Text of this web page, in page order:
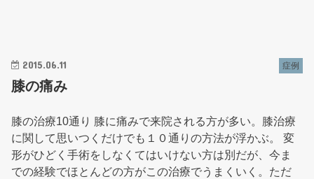
2015.06.11 症例
膝の痛み
膝の治療10通り 膝に痛みで来院される方が多い。膝治療
に関して思いつくだけでも１０通りの方法が浮かぶ。 変
形がひどく手術をしなくてはいけない方は別だが、今ま
での経験でほとんどの方がこの治療でうまくいく。ただ